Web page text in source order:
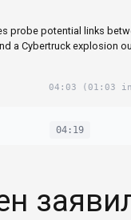
probe potential links
a Cybertruck explosion
04:03 (01:03
04:19